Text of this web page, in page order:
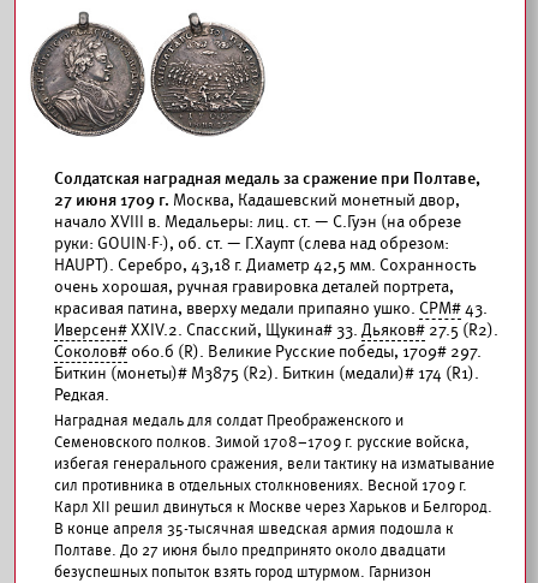
Солдатская наградная медаль за сражение при Полтаве,
27 июня 1709 г. Москва, Кадашевский монетный двор,
начало XVIII в. Медальеры: лиц. ст. — С.Гуэн (на обрезе
руки: GOUIN·F·), об. ст. — Г.Хаупт (слева над обрезом:
HAUPT). Серебро, 43,18 г. Диаметр 42,5 мм. Сохранность
очень хорошая, ручная гравировка деталей портрета,
красивая патина, вверху медали припаяно ушко. СРМ#43.
Иверсен#XXIV.2. Спасский, Щукина# 33. Дьяков# 27.5 (R2).
Соколов# 060.б (R). Великие Русские победы, 1709# 297.
Биткин (монеты)# М3875 (R2). Биткин (медали)# 174 (R1).
Редкая.
Наградная медаль для солдат Преображенского и
Семеновского полков. Зимой 1708–1709 г. русские войска,
избегая генерального сражения, вели тактику на изматывание
сил противника в отдельных столкновениях. Весной 1709 г.
Карл XII решил двинуться к Москве через Харьков и Белгород.
В конце апреля 35-тысячная шведская армия подошла к
Полтаве. До 27 июня было предпринято около двадцати
безуспешных попыток взять город штурмом. Гарнизон